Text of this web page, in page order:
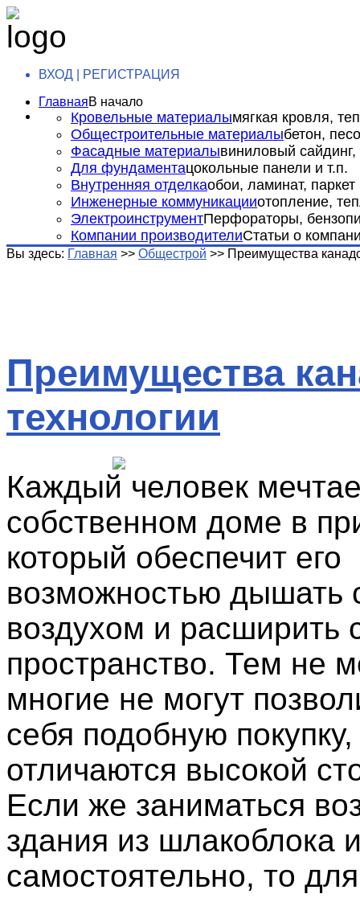
ВХОД | РЕГИСТРАЦИЯ
ГлавнаяВ начало
Кровельные материалымягкая кровля,
Общестроительные материалыбетон,
Фасадные материалывиниловый сайдинг,
Для фундаментацокольные панели и т.п.
Внутренняя отделкаобои, ламинат, паркет
Инженерные коммуникацииотопление,
ЭлектроинструментПерфораторы,
Компании производителиСтатьи о
Вы здесь: Главная >> Общестрой >> Преимущества
Преимущества
технологии
Каждый человек
собственном доме в
который обеспечит его
возможностью дышать
воздухом и расширить
пространство. Тем не
многие не могут
себя подобную
отличаются высокой
Если же заниматься
здания из шлакоблока
самостоятельно, то для